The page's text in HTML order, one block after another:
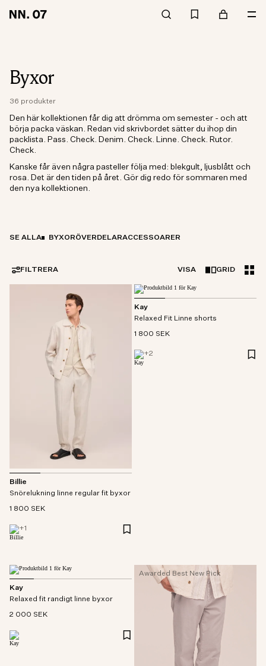
Byxor
36 produkter
Den här kollektionen får dig att drömma om semester - och att
börja packa väskan. Redan vid skrivbordet sätter du ihop din
packlista. Pass. Check. Denim. Check. Linne. Check. Rutor.
Check.
Kanske får även några pasteller följa med: blekgult, ljusblått och
rosa. Det är den tiden på året. Gör dig redo för sommaren med
den nya kollektionen.
SE ALLA BYXORÖVERDELARACCESSOARER
FILTRERA VISA GRID
Billie
Snörelukning linne regular fit byxor
1 800 SEK
+1
Kay
Relaxed Fit Linne shorts
1 800 SEK
+2
Kay
Relaxed fit randigt linne byxor
2 000 SEK
Awarded Best New Pick